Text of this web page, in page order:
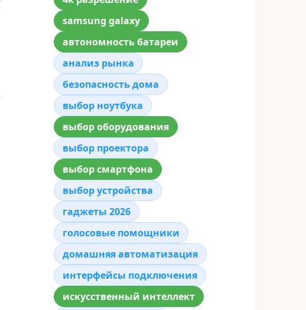
samsung galaxy
автономность батареи
анализ рынка
безопасность дома
выбор ноутбука
выбор оборудования
выбор проектора
выбор смартфона
выбор устройства
гаджеты 2026
голосовые помощники
домашняя автоматизация
интерфейсы подключения
искусственный интеллект